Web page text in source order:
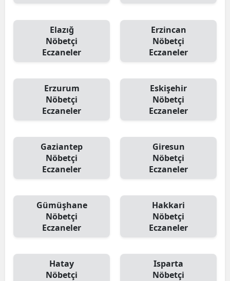
Elazığ
Nöbetçi
Eczaneler
Erzincan
Nöbetçi
Eczaneler
Erzurum
Nöbetçi
Eczaneler
Eskişehir
Nöbetçi
Eczaneler
Gaziantep
Nöbetçi
Eczaneler
Giresun
Nöbetçi
Eczaneler
Gümüşhane
Nöbetçi
Eczaneler
Hakkari
Nöbetçi
Eczaneler
Hatay
Nöbetçi
Isparta
Nöbetçi